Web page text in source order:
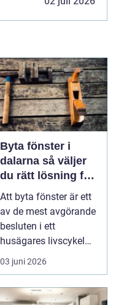
Byta fönster i
dalarna så väljer
du rätt lösning för
hus och klimat
Att byta fönster är ett
av de mest avgörande
besluten i ett
husägares livscykel
med sitt hem. Rätt f...
03 juni 2026